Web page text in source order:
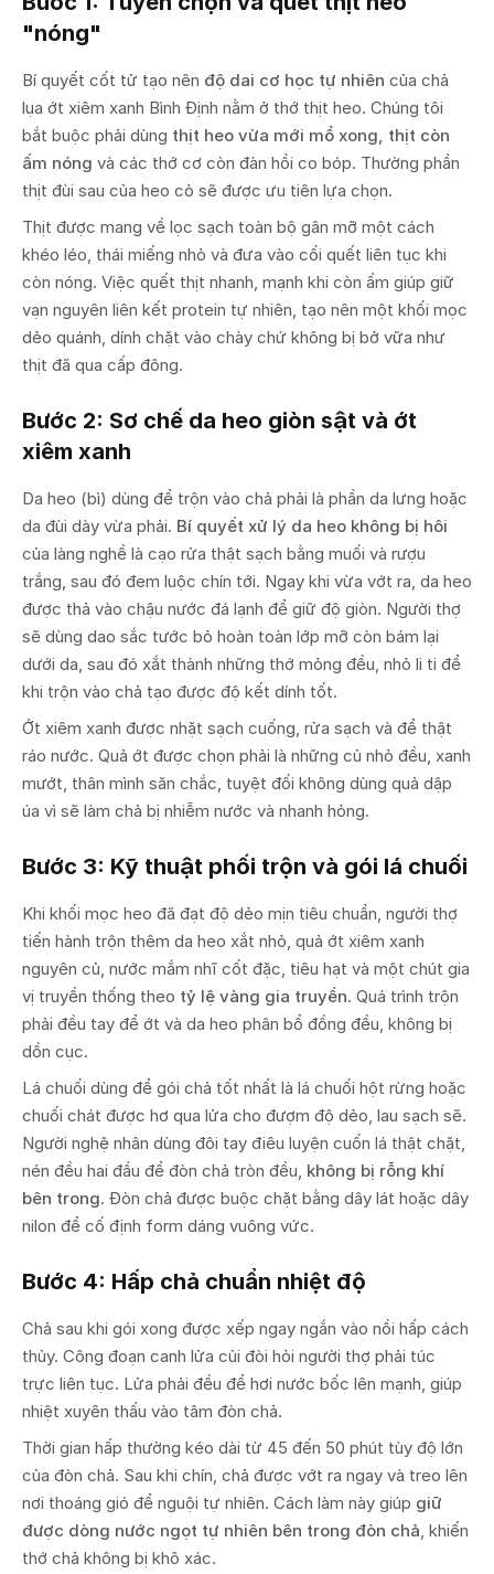
"nóng"
Bí quyết cốt tử tạo nên độ dai cơ học tự nhiên của chả
lụa ớt xiêm xanh Bình Định nằm ở thớ thịt heo. Chúng tôi
bắt buộc phải dùng thịt heo vừa mới mổ xong, thịt còn
ấm nóng và các thớ cơ còn đàn hồi co bóp. Thường phần
thịt đùi sau của heo cỏ sẽ được ưu tiên lựa chọn.
Thịt được mang về lọc sạch toàn bộ gân mỡ một cách
khéo léo, thái miếng nhỏ và đưa vào cối quết liên tục khi
còn nóng. Việc quết thịt nhanh, mạnh khi còn ấm giúp giữ
vạn nguyên liên kết protein tự nhiên, tạo nên một khối mọc
dẻo quánh, dính chặt vào chày chứ không bị bở vữa như
thịt đã qua cấp đông.
Bước 2: Sơ chế da heo giòn sật và ớt
xiêm xanh
Da heo (bì) dùng để trộn vào chả phải là phần da lưng hoặc
da đùi dày vừa phải. Bí quyết xử lý da heo không bị hôi
của làng nghề là cạo rửa thật sạch bằng muối và rượu
trắng, sau đó đem luộc chín tới. Ngay khi vừa vớt ra, da heo
được thả vào chậu nước đá lạnh để giữ độ giòn. Người thợ
sẽ dùng dao sắc tước bỏ hoàn toàn lớp mỡ còn bám lại
dưới da, sau đó xắt thành những thớ mỏng đều, nhỏ li ti để
khi trộn vào chả tạo được độ kết dính tốt.
Ớt xiêm xanh được nhặt sạch cuống, rửa sạch và để thật
ráo nước. Quả ớt được chọn phải là những củ nhỏ đều, xanh
mướt, thân mình săn chắc, tuyệt đối không dùng quả dập
úa vì sẽ làm chả bị nhiễm nước và nhanh hỏng.
Bước 3: Kỹ thuật phối trộn và gói lá chuối
Khi khối mọc heo đã đạt độ dẻo mịn tiêu chuẩn, người thợ
tiến hành trộn thêm da heo xắt nhỏ, quả ớt xiêm xanh
nguyên củ, nước mắm nhĩ cốt đặc, tiêu hạt và một chút gia
vị truyền thống theo tỷ lệ vàng gia truyền. Quá trình trộn
phải đều tay để ớt và da heo phân bổ đồng đều, không bị
dồn cục.
Lá chuối dùng để gói chả tốt nhất là lá chuối hột rừng hoặc
chuối chát được hơ qua lửa cho đượm độ dẻo, lau sạch sẽ.
Người nghệ nhân dùng đôi tay điêu luyện cuốn lá thật chặt,
nén đều hai đầu để đòn chả tròn đều, không bị rỗng khí
bên trong. Đòn chả được buộc chặt bằng dây lát hoặc dây
nilon để cố định form dáng vuông vức.
Bước 4: Hấp chả chuẩn nhiệt độ
Chả sau khi gói xong được xếp ngay ngắn vào nồi hấp cách
thủy. Công đoạn canh lửa củi đòi hỏi người thợ phải túc
trực liên tục. Lửa phải đều để hơi nước bốc lên mạnh, giúp
nhiệt xuyên thấu vào tâm đòn chả.
Thời gian hấp thường kéo dài từ 45 đến 50 phút tùy độ lớn
của đòn chả. Sau khi chín, chả được vớt ra ngay và treo lên
nơi thoáng gió để nguội tự nhiên. Cách làm này giúp giữ
được dòng nước ngọt tự nhiên bên trong đòn chả, khiến
thớ chả không bị khô xác.